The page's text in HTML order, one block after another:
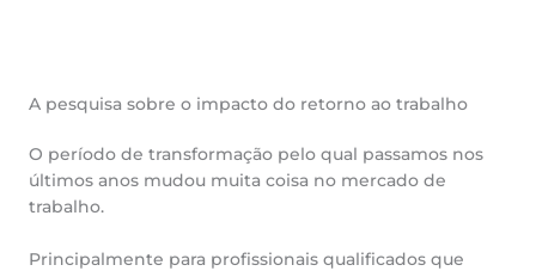
A pesquisa sobre o impacto do retorno ao trabalho
O período de transformação pelo qual passamos nos
últimos anos mudou muita coisa no mercado de
trabalho.
Principalmente para profissionais qualificados que